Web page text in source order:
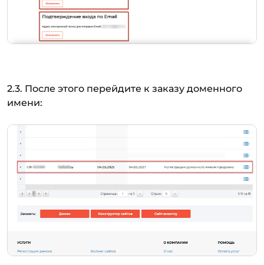
2.3. После этого перейдите к заказу доменного
имени: